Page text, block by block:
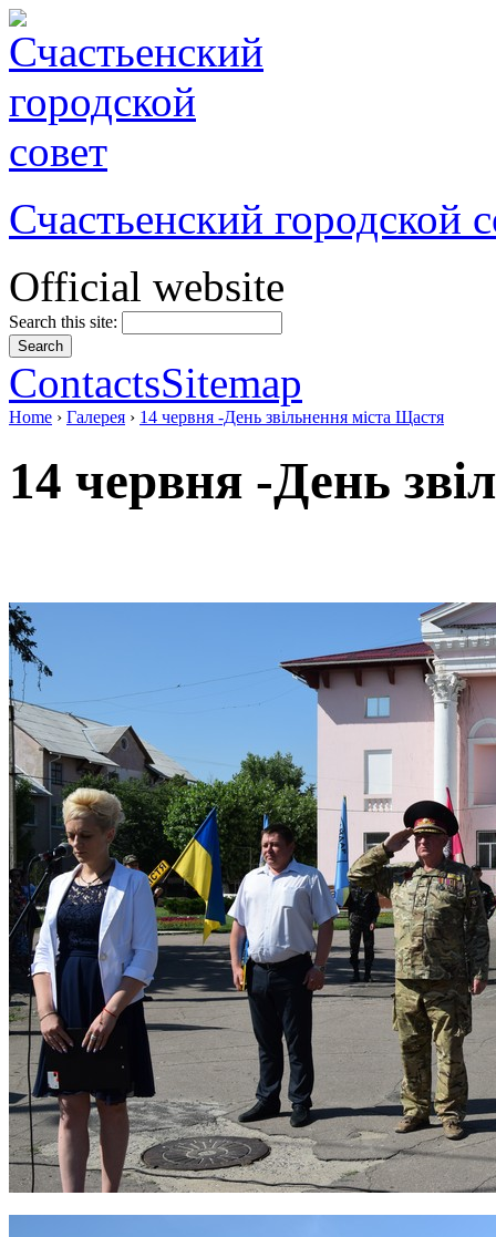
Счастьенский городской
Official website
Search this site:
ContactsSitemap
Home › Галерея › 14 червня -День звільнення міста Щастя
14 червня -День